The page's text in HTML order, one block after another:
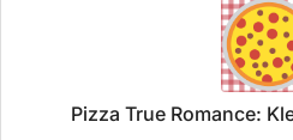
Pizza True Romance: